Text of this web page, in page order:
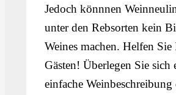
Jedoch könnnen
unter den Rebsorten kein
Weines machen. Helfen Sie
Gästen! Überlegen Sie sich
einfache Weinbeschreibung